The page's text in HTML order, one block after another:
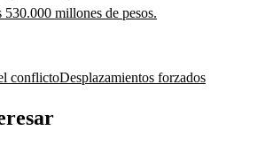
millones de pesos.
conflictoDesplazamientos forzados